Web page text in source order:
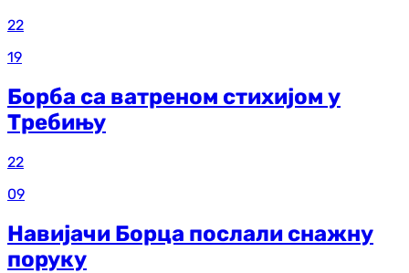
22
19
Борба са ватреном стихијом у
Требињу
22
09
Навијачи Борца послали снажну
поруку